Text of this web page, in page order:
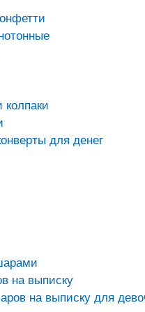
колпаки
для денег
на выписку
на выписку для